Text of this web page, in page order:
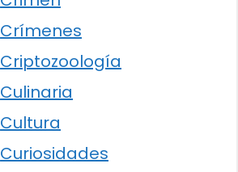
Crímenes
Criptozoología
Culinaria
Cultura
Curiosidades